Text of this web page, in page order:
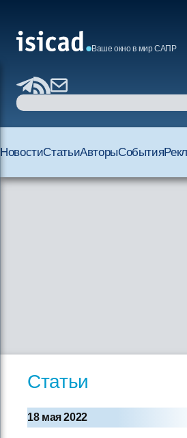
Ваше окно в мир САПР
НовостиСтатьиАвторыСобытия
Статьи
18 мая 2022